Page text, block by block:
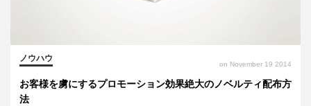
ノウハウ
on November 19 2014
お客様を虜にするプロモーション効果絶大のノベルティ配布方
法